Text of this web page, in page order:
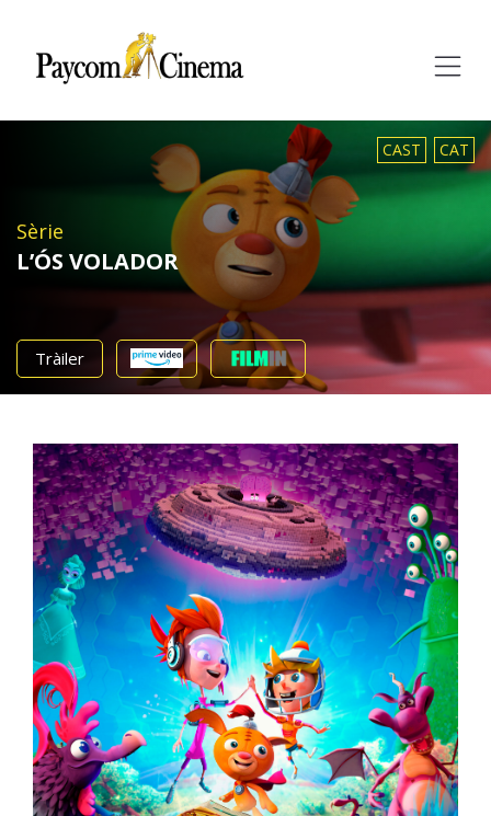
CAST CAT
Sèrie
L’ÓS VOLADOR
Tràiler